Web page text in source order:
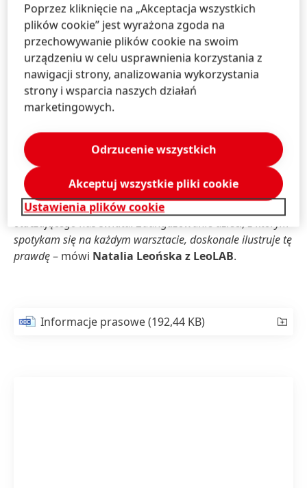
sprawdzić, doskonale się przy tym bawiąc!
Partner projektu LeoLAB
Warsztaty Świata Młodych Badaczy prowadzone są
przez partnera programu, firmę LeoLAB, która działa
w branży animacyjno-edukacyjnej, a podczas zajęć
praktycznym doświadczeniom.
Nie istnieje skuteczniejszy sposób na naukę niż poprzez
praktykę i zabawę. To recepta na zachęcenie najmłodszych
do poszerzania swojej wiedzy oraz odkrywania tajemnic
otaczającego nas świata. Zaangażowanie dzieci, z którym
spotykam się na każdym warsztacie, doskonale ilustruje tę
prawdę– mówi Natalia Leońska z LeoLAB.
Informacje prasowe(192,44 KB)
Poprzez kliknięcie na „Akceptacja wszystkich
plików cookie” jest wyrażona zgoda na
przechowywanie plików cookie na swoim
urządzeniu w celu usprawnienia korzystania z
nawigacji strony, analizowania wykorzystania
strony i wsparcia naszych działań
marketingowych.
Ustawienia plików cookie
Odrzucenie wszystkich
Akceptuj wszystkie pliki cookie